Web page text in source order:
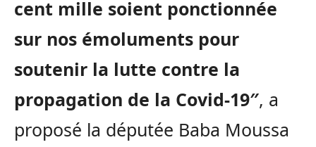
cent mille soient ponctionnée
sur nos émoluments pour
soutenir la lutte contre la
propagation de la Covid-19″, a
proposé la députée Baba Moussa